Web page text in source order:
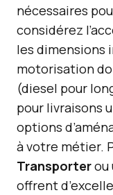
nécessaires
considérez
les dimensions
motorisation
(diesel pour
pour livraisons
options
à votre métier.
Transporterou
offrent